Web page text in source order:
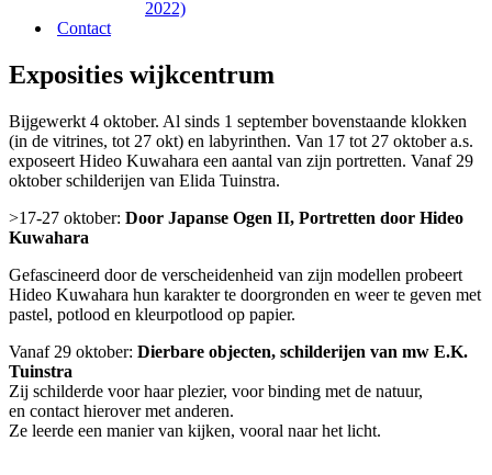
2022)
Contact
Exposities wijkcentrum
Bijgewerkt 4 oktober. Al sinds 1 september bovenstaande klokken
(in de vitrines, tot 27 okt) en labyrinthen. Van 17 tot 27 oktober a.s.
exposeert Hideo Kuwahara een aantal van zijn portretten. Vanaf 29
oktober schilderijen van Elida Tuinstra.
>17-27 oktober: Door Japanse Ogen II, Portretten door Hideo
Kuwahara
Gefascineerd door de verscheidenheid van zijn modellen probeert
Hideo Kuwahara hun karakter te doorgronden en weer te geven met
pastel, potlood en kleurpotlood op papier.
Vanaf 29 oktober: Dierbare objecten, schilderijen van mw E.K.
Tuinstra
Zij schilderde voor haar plezier, voor binding met de natuur,
en contact hierover met anderen.
Ze leerde een manier van kijken, vooral naar het licht.